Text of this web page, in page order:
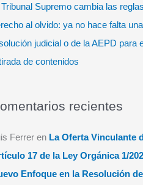
Tribunal Supremo cambia las
al olvido: ya no hace falta una
judicial o de la AEPD para
de contenidos
recientes
Ferrer en La Oferta Vinculante
17 de la Ley Orgánica 1/
Enfoque en la Resolución de